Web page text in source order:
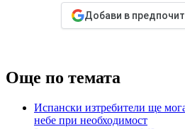
Добави в
Още по темата
Испански изтребители ще
небе при необходимост